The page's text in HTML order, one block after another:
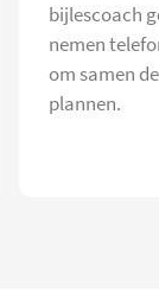
bijlescoach
nemen
om samen
plannen.